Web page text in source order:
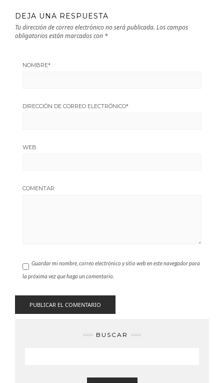
DEJA UNA RESPUESTA
Tu dirección de correo electrónico no será publicada. Los campos
obligatorios están marcados con *
NOMBRE*
DIRECCIÓN DE CORREO ELECTRÓNICO*
WEB
COMENTAR
Guardar mi nombre, correo electrónico y sitio web en este navegador para
la próxima vez que haga un comentario.
BUSCAR